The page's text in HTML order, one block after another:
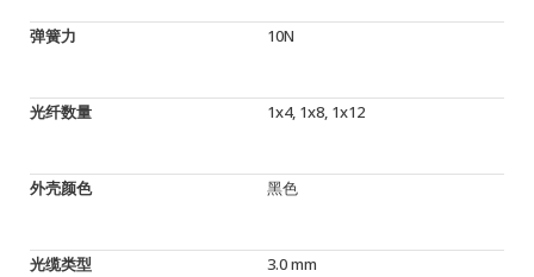
弹簧力 10N
光纤数量 1x4, 1x8, 1x12
外壳颜色 黑色
光缆类型 3.0 mm